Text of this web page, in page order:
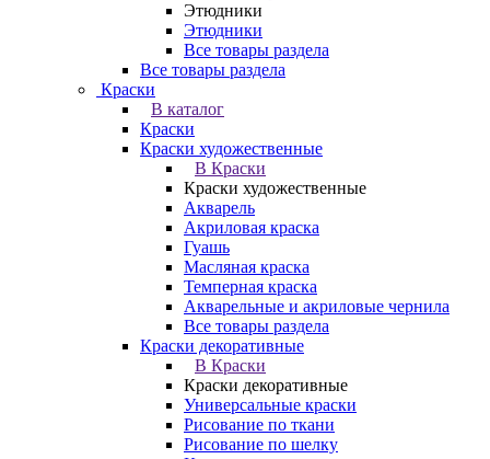
Этюдники
Этюдники
Все товары раздела
Все товары раздела
Краски
В каталог
Краски
Краски художественные
В Краски
Краски художественные
Акварель
Акриловая краска
Гуашь
Масляная краска
Темперная краска
Акварельные и акриловые чернила
Все товары раздела
Краски декоративные
В Краски
Краски декоративные
Универсальные краски
Рисование по ткани
Рисование по шелку